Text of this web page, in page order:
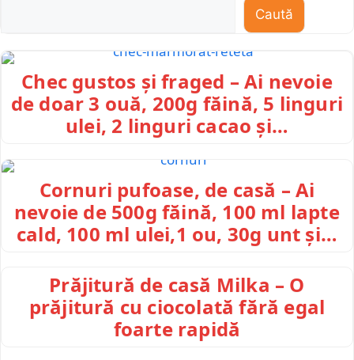
Caută
Chec gustos și fraged – Ai nevoie
de doar 3 ouă, 200g făină, 5 linguri
ulei, 2 linguri cacao și…
Cornuri pufoase, de casă – Ai
nevoie de 500g făină, 100 ml lapte
cald, 100 ml ulei,1 ou, 30g unt și…
Prăjitură de casă Milka – O
prăjitură cu ciocolată fără egal
foarte rapidă